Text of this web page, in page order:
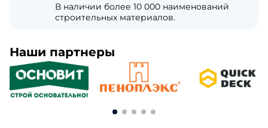
В наличии более 10 000 наименований
строительных материалов.
Наши партнеры